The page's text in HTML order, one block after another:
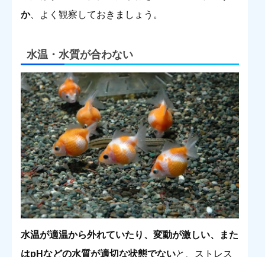
か、よく観察しておきましょう。
水温・水質が合わない
水温が適温から外れていたり、変動が激しい、また
はpHなどの水質が適切な状態でないと、ストレス